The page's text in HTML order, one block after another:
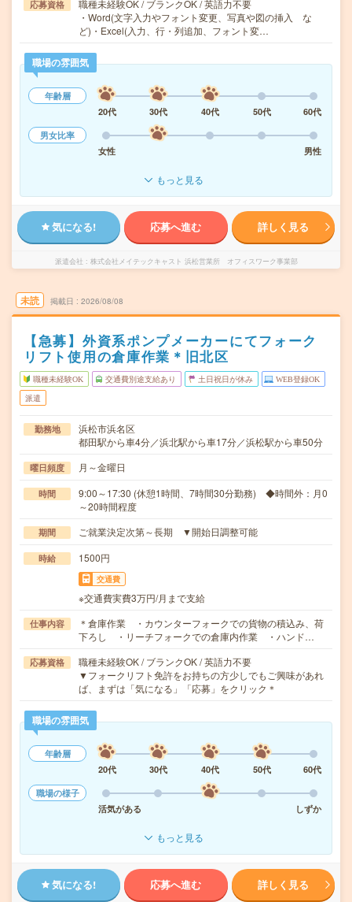
応募資格
職種未経験OK / ブランクOK / 英語力不要
・Word(文字入力やフォント変更、写真や図の挿入 な
ど)・Excel(入力、行・列追加、フォント変…
職場の雰囲気
年齢層
20代
30代 40代 50代
60代
男女比率
女性
男性
もっと見る
気になる! 応募へ進む 詳しく見る
派遣会社 株式会社メイテックキャスト 浜松営業所 オフィスワーク事業部
未読 掲載日 2026/08/08
【急募】外資系ポンプメーカーにてフォーク
リフト使用の倉庫作業＊旧北区
職種未経験OK 交通費別途支給あり 土日祝日が休み WEB登録OK
派遣
勤務地
浜松市浜名区
都田駅から車4分／浜北駅から車17分／浜松駅から車50分
曜日頻度 月～金曜日
時間
9:00～17:30 (休憩1時間、7時間30分勤務) ◆時間外：月0
～20時間程度
期間 ご就業決定次第～長期 ▼開始日調整可能
時給 1500円
交通費
※交通費実費3万円/月まで支給
仕事内容
＊倉庫作業 ・カウンターフォークでの貨物の積込み、荷
下ろし ・リーチフォークでの倉庫内作業 ・ハンド…
応募資格
職種未経験OK / ブランクOK / 英語力不要
▼フォークリフト免許をお持ちの方少しでもご興味があれ
ば、まずは「気になる」「応募」をクリック＊
職場の雰囲気
年齢層
20代
30代 40代 50代
60代
職場の様子
活気がある
しずか
もっと見る
気になる! 応募へ進む 詳しく見る